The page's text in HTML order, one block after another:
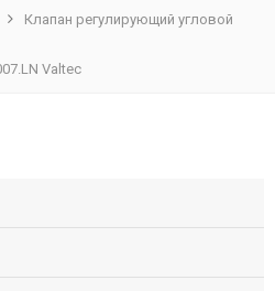
Клапан регулирующий угловой
Valtec